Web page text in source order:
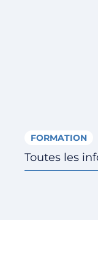
FORMATION
Toutes les